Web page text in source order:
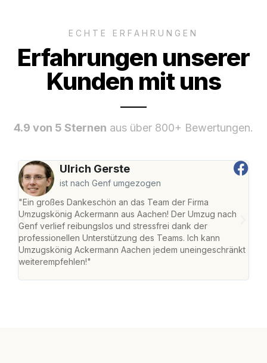
ECHTE ERFAHRUNGEN
Erfahrungen unserer
Kunden mit uns
4.9 von 5 Sternen aus über 800+ Bewertungen.
Ulrich Gerste
ist nach Genf umgezogen
"Ein großes Dankeschön an das Team der Firma
Umzugskönig Ackermann aus Aachen! Der Umzug nach
Genf verlief reibungslos und stressfrei dank der
professionellen Unterstützung des Teams. Ich kann
Umzugskönig Ackermann Aachen jedem uneingeschränkt
weiterempfehlen!"